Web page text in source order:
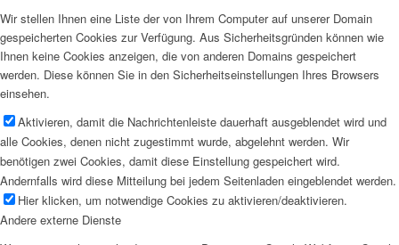
Wir stellen Ihnen eine Liste der von Ihrem Computer auf unserer Domain
gespeicherten Cookies zur Verfügung. Aus Sicherheitsgründen können wie
Ihnen keine Cookies anzeigen, die von anderen Domains gespeichert
werden. Diese können Sie in den Sicherheitseinstellungen Ihres Browsers
einsehen.
Aktivieren, damit die Nachrichtenleiste dauerhaft ausgeblendet wird und
alle Cookies, denen nicht zugestimmt wurde, abgelehnt werden. Wir
benötigen zwei Cookies, damit diese Einstellung gespeichert wird.
Andernfalls wird diese Mitteilung bei jedem Seitenladen eingeblendet werden.
Hier klicken, um notwendige Cookies zu aktivieren/deaktivieren.
Andere externe Dienste